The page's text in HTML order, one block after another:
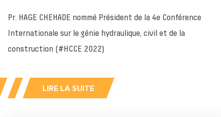
Pr. HAGE CHEHADE nommé Président de la 4e Conférence
Internationale sur le génie hydraulique, civil et de la
construction (#HCCE 2022)
LIRE LA SUITE